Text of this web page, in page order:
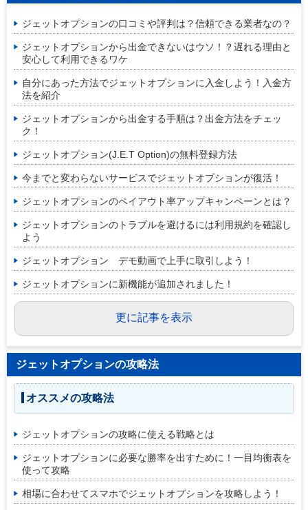
ジェットオプションの口コミや評判は？信頼できる業者なの？
ジェットオプションから出金できないはウソ！？遅れる理由と
安心して利用できるワケ
自分にあった方法でジェットオプションに入金しよう！入金方
法を紹介
ジェットオプションから出金する手順は？出金方法をチェッ
ク！
ジェットオプション(J.E.T Option)の無料登録方法
今までと変わらないサービスでジェットオプションが復活！
ジェットオプションのペイアウト率アップキャンペーンとは？
ジェットオプションのトラブルを避けるには利用規約を確認し
よう
ジェットオプション デモ動画で上手に取引しよう！
ジェットオプションに新機能が追加されました！
更に記事を表示
ジェットオプションの攻略法
オススメの攻略法
ジェットオプションの攻略に使える戦略とは
ジェットオプションに必要な勝率を出すために！一目均衡表を
使って攻略
相場に合わせてスマホでジェットオプションを攻略しよう！